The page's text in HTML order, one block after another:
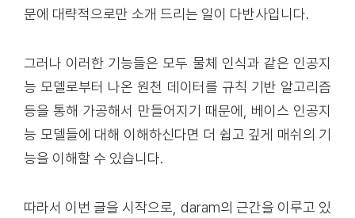
문에 대략적으로만 소개 드리는 일이 다반사입니다.
그러나 이러한 기능들은 모두 물체 인식과 같은 인공지
능 모델로부터 나온 원천 데이터를 규칙 기반 알고리즘
등을 통해 가공해서 만들어지기 때문에, 베이스 인공지
능 모델들에 대해 이해하신다면 더 쉽고 깊게 매쉬의 기
능을 이해할 수 있습니다.
따라서 이번 글을 시작으로, daram의 근간을 이루고 있